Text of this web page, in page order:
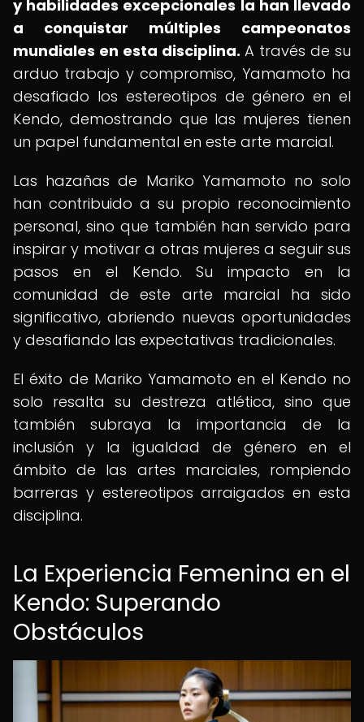
y habilidades excepcionales la han llevado
a conquistar múltiples campeonatos
mundiales en esta disciplina. A través de su
arduo trabajo y compromiso, Yamamoto ha
desafiado los estereotipos de género en el
Kendo, demostrando que las mujeres tienen
un papel fundamental en este arte marcial.
Las hazañas de Mariko Yamamoto no solo
han contribuido a su propio reconocimiento
personal, sino que también han servido para
inspirar y motivar a otras mujeres a seguir sus
pasos en el Kendo. Su impacto en la
comunidad de este arte marcial ha sido
significativo, abriendo nuevas oportunidades
y desafiando las expectativas tradicionales.
El éxito de Mariko Yamamoto en el Kendo no
solo resalta su destreza atlética, sino que
también subraya la importancia de la
inclusión y la igualdad de género en el
ámbito de las artes marciales, rompiendo
barreras y estereotipos arraigados en esta
disciplina.
La Experiencia Femenina en el
Kendo: Superando
Obstáculos